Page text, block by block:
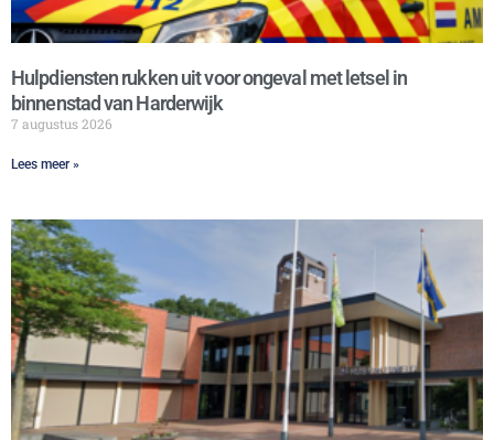
Hulpdiensten rukken uit voor ongeval met letsel in
binnenstad van Harderwijk
7 augustus 2026
Lees meer »